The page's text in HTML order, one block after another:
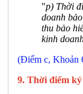
"p) Thời
doanh
thu bảo
kinh
(Điểm c, Khoản
9. Thời điểm